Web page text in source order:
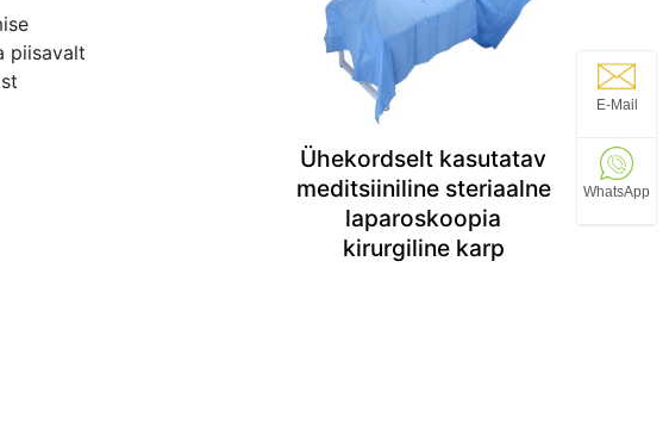
piisavalt
Ühekordselt kasutatav
meditsiiniline steriaalne
laparoskoopia
kirurgiline karp
E-Mail
WhatsApp